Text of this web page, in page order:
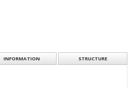
INFORMATION STRUCTURE